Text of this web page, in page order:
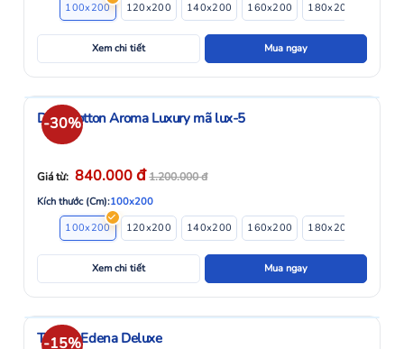
100x200
120x200 140x200 160x200 180x200
Xem chi tiết Mua ngay
-30%
Drap Cotton Aroma Luxury mã lux-5
Giá từ: 840.000đ1.200.000đ
Kích thước (Cm):100x200
100x200
120x200 140x200 160x200 180x200
Xem chi tiết Mua ngay
-15%
Topper Edena Deluxe